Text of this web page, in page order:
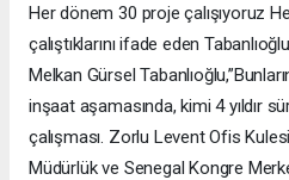
Her dönem 30 proje çalışıyoruz
çalıştıklarını ifade eden
Melkan Gürsel
inşaat aşamasında, kimi 4 yıldır
çalışması. Zorlu Levent Ofis
Müdürlük ve Senegal Kongre